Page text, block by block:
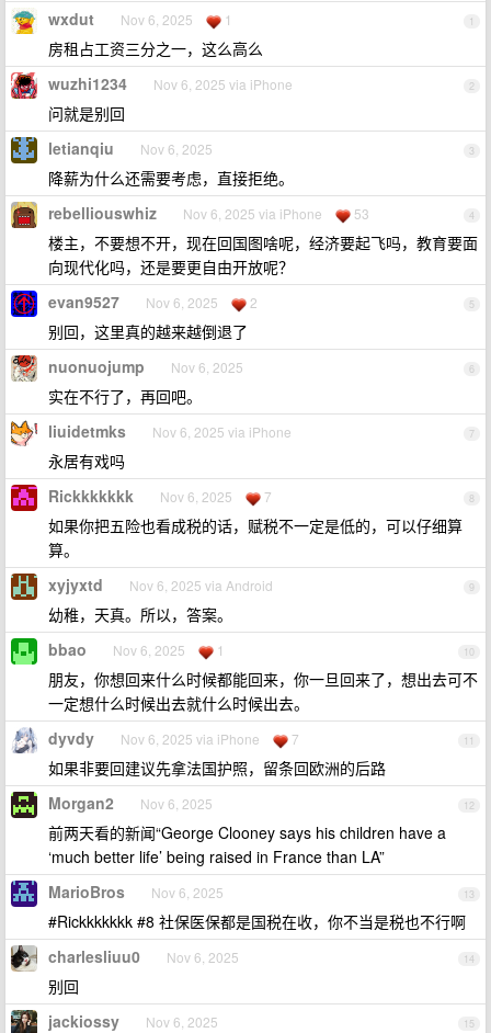
1
wxdut Nov 6, 2025 1
房租占工资三分之一，这么高么
2
wuzhi1234 Nov 6, 2025 via iPhone
问就是别回
3
letianqiu Nov 6, 2025
降薪为什么还需要考虑，直接拒绝。
4
rebelliouswhiz Nov 6, 2025 via iPhone 53
楼主，不要想不开，现在回国图啥呢，经济要起飞吗，教育要面
向现代化吗，还是要更自由开放呢？
5
evan9527 Nov 6, 2025 2
别回，这里真的越来越倒退了
6
nuonuojump Nov 6, 2025
实在不行了，再回吧。
7
liuidetmks Nov 6, 2025 via iPhone
永居有戏吗
8
Rickkkkkkk Nov 6, 2025 7
如果你把五险也看成税的话，赋税不一定是低的，可以仔细算
算。
9
xyjyxtd Nov 6, 2025 via Android
幼稚，天真。所以，答案。
10
bbao Nov 6, 2025 1
朋友，你想回来什么时候都能回来，你一旦回来了，想出去可不
一定想什么时候出去就什么时候出去。
11
dyvdy Nov 6, 2025 via iPhone 7
如果非要回建议先拿法国护照，留条回欧洲的后路
12
Morgan2 Nov 6, 2025
前两天看的新闻“George Clooney says his children have a
‘much better life’ being raised in France than LA”
13
MarioBros Nov 6, 2025
#Rickkkkkkk #8 社保医保都是国税在收，你不当是税也不行啊
14
charlesliuu0 Nov 6, 2025
别回
15
jackiossy Nov 6, 2025